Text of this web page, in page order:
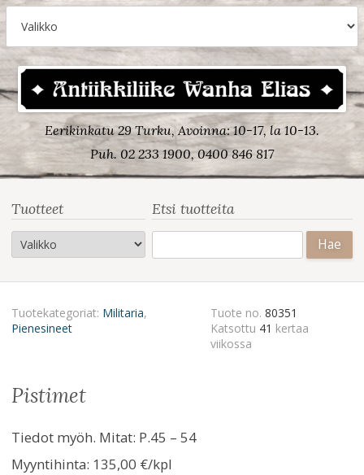
Eerikinkatu 29 Turku, Avoinna: 10-17, la 10-13.
Puh. 02 233 1900, 0400 846 817
Tuotteet Etsi tuotteita
Tuotekategoriat: Militaria,
Pienesineet
Tuote no. 80351
Katsottu 41 kertaa
viikossa
pistimet
Tiedot myöh. Mitat: P.45 – 54
Myyntihinta: 135,00 €/kpl